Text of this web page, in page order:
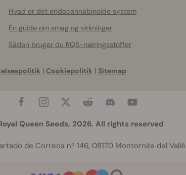
Hvad er det endocannabinoide system
En guide om smag og virkninger
Sådan bruger du RQS-næringsstoffer
| Cookiepolitik | Sitemap
Queen Seeds, 2026. All rights reserved
de Correos nº 146, 08170 Montornès del